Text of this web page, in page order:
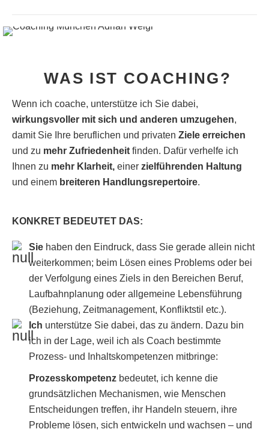
WAS IST COACHING?
Wenn ich coache, unterstütze ich Sie dabei,
wirkungsvoller mit sich und anderen umzugehen,
damit Sie Ihre beruflichen und privaten Ziele erreichen
und zu mehr Zufriedenheit finden. Dafür verhelfe ich
Ihnen zu mehr Klarheit, einer zielführenden Haltung
und einem breiteren Handlungsrepertoire.
KONKRET BEDEUTET DAS:
Sie haben den Eindruck, dass Sie gerade allein nicht
weiterkommen; beim Lösen eines Problems oder bei
der Verfolgung eines Ziels in den Bereichen Beruf,
Laufbahnplanung oder allgemeine Lebensführung
(Beziehung, Zeitmanagement, Konfliktstil etc.).
Ich unterstütze Sie dabei, das zu ändern. Dazu bin
ich in der Lage, weil ich als Coach bestimmte
Prozess- und Inhaltskompetenzen mitbringe:
Prozesskompetenz bedeutet, ich kenne die
grundsätzlichen Mechanismen, wie Menschen
Entscheidungen treffen, ihr Handeln steuern, ihre
Probleme lösen, sich entwickeln und wachsen – und